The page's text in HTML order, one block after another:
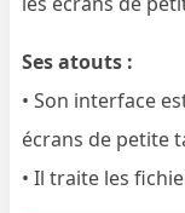
Ses atouts :
• Son interface
écrans de petite
• Il traite les